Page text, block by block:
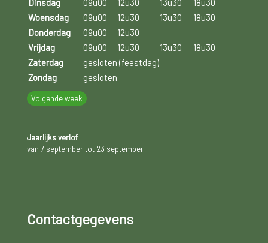
Dinsdag
09u00 12u30 13u30
18u30
Woensdag
09u00 12u30 13u30
18u30
Donderdag
09u00
12u30
Vrijdag
09u00 12u30 13u30
18u30
Zaterdag
gesloten (feestdag)
Zondag
gesloten
Volgende week
Jaarlijks verlof
van 7 september tot 23 september
Contactgegevens